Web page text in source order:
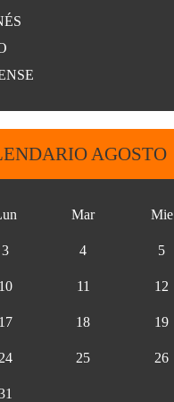
AGOSTO
Mar Mie
3 4 5
10 11 12
17 18 19
24 25 26